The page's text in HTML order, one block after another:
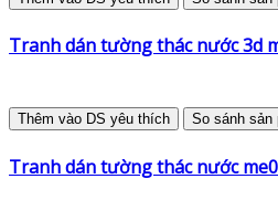
Tranh dán tường thác nước 3d
Thêm vào DS yêu thích So sánh sản
Tranh dán tường thác nước